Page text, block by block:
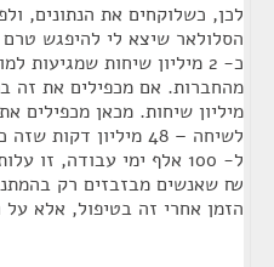
לכן, כשלוקחים את הנתונים,
הסלולאר שיצא לי להיפגש
כ- 2 מיליון שיחות
מיליון שיחות. מכאן
₪ שאנשים מבזבזים רק
הזמן אחרי זה בטיפול, אלא